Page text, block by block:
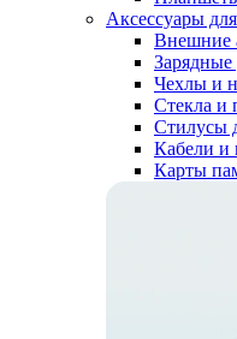
Аксессуары
Внешние
Зарядные
Чехлы и
Стекла и
Стилусы
Кабели и
Карты